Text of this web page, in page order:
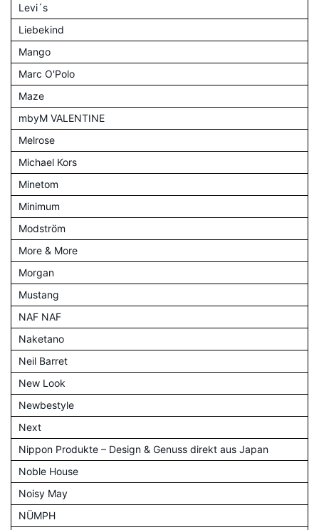
Levi´s
Liebekind
Mango
Marc O'Polo
Maze
mbyM VALENTINE
Melrose
Michael Kors
Minetom
Minimum
Modström
More & More
Morgan
Mustang
NAF NAF
Naketano
Neil Barret
New Look
Newbestyle
Next
Nippon Produkte – Design & Genuss direkt aus Japan
Noble House
Noisy May
NÜMPH